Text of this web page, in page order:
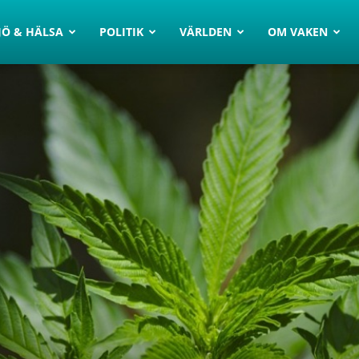
& HÄLSA POLITIK VÄRLDEN OM VAKEN